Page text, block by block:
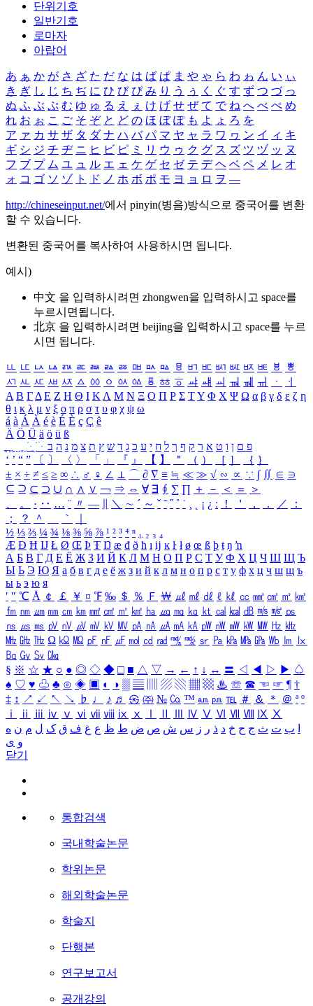
단위기호
일반기호
로마자
아랍어
あ ぁ か が さ ざ た だ な は ば ぱ ま や ゃ ら わ ゎ ん い ぃ
き ぎ し じ ち ぢ に ひ び ぴ み り う ぅ く ぐ す ず つ づ っ
ぬ ふ ぶ ぷ む ゆ ゅ る え ぇ け げ せ ぜ て で ね へ べ ぺ め
れ お ぉ こ ご そ ぞ と ど の ほ ぼ ぽ も よ ょ ろ を
ア ァ カ サ ザ タ ダ ナ ハ バ パ マ ヤ ャ ラ ワ ヮ ン イ ィ キ
ギ シ ジ チ ヂ ニ ヒ ビ ピ ミ リ ウ ゥ ク グ ス ズ ツ ヅ ッ ヌ
フ ブ プ ム ユ ュ ル エ ェ ケ ゲ セ ゼ テ デ ヘ ベ ペ メ レ オ
ォ コ ゴ ソ ゾ ト ド ノ ホ ボ ポ モ ヨ ョ ロ ヲ ―
http://chineseinput.net/에서 pinyin(병음)방식으로 중국어를 변환
할 수 있습니다.
변환된 중국어를 복사하여 사용하시면 됩니다.
예시)
中文 을 입력하시려면 zhongwen을 입력하시고 space를
누르시면됩니다.
北京 을 입력하시려면 beijing을 입력하시고 space를 누르
시면 됩니다.
ㅥ ㅦ ㅧ ㅨ ㅩ ㅪ ㅫ ㅬ ㅭ ㅮ ㅯ ㅰ ㅱ ㅲ ㅳ ㅴ ㅵ ㅶ ㅷ ㅸ
ㅹ
ㅺ ㅻ ㅼ ㅽ ㅾ ㅿ ㆀ ㆁ ㆂ ㆃ ㆄ ㆅ ㆆ ㆇ ㆈ ㆉ ㆊ ㆋ ㆌ ㆍ
ㆎ
Α Β ΓΔ Ε Ζ Η Θ Ι ΚΛ Μ Ν Ξ Ο Π Ρ Σ ΤΥ Φ Χ Ψ Ω α β γ δ ε ζ η
θ ι κ λ μ ν ξ ο π ρ σ τ υ φ χ ψ ω
á à Á À é è É È ç Ç ê
Ä Ö Ü ä ö ü ß
ִֶֹ ֻּ ׁׂ פ ם ן ו ט א ר ק ף ך ל ח י ע כ ג ד ש ץ ת צ מ נ ה ב
‘ ’ “ ” 〔 〕 〈 〉 「 」 『 』 【 】 ＂ （ ） ［ ］ ｛ ｝
± × ÷ ≠ ≤ ≥ ∞ ∴ ♂ ♀ ∠ ⊥ ⌒ ∂ ∇ ≡ ≒ ≪ ≫ √ ∽ ∝ ∵ ∫ ∬ ∈ ∋
⊆ ⊇ ⊂ ⊃ ∪ ∩ ∧ ∨ ￢ ⇒ ⇔ ∀ ∃ ∮ ∑ ∏ ＋ － ＜ ＝
＞
、
。 · ‥ … ¨ 〃 ― ＼ ∼ ´ ～ ˇ ˘ ˝ ˚ ˙ ¸ ¡ ¿ ː ！ ＇ ， ． ／
：
；
？ ＾ ｀
½ ⅓ ⅔ ¼ ¾ ⅛ ⅜ ⅝ ⅞ ¹ ² ³ ⁴ ⁿ ₁ ₂ ₃ ₄
Æ Ð Ħ Ĳ Ł Ø Œ Þ Ŧ Ŋ æ đ ð ħ ı ĳ ĸ ŀ ł ø œ ß þ ŧ ŋ ŉ
А Б В Г Д Е Ё Ж З И Й К Л М Н О П Р С Т У Ф Х Ц Ч Ш Щ Ъ
Ы Ь Э Ю Я а б в г д е ё ж з и й к л м н о п р с т у ф х ц ч ш щ ъ
ы ь э ю я
′ ″ ℃ Å ￠ ￡ ￥ ¤ ℉ ‰ ＄ ％ Ｆ ￦ ㎕ ㎖ ㎗ ℓ ㎘ ㏄ ㎣ ㎤ ㎥ ㎦
㎙ ㎚ ㎛ ㎜ ㎝ ㎞ ㎟ ㎠ ㎡ ㎢ ㏊ ㎍ ㎎ ㎏ ㏏ ㎈ ㎉ ㏈ ㎧ ㎨ ㎰
㎱ ㎲ ㎳ ㎴ ㎵ ㎶ ㎷ ㎸ ㎹ ㎀ ㎁ ㎂ ㎃ ㎄ ㎺ ㎻ ㎽ ㎾ ㎿ ㎐ ㎑
㎒ ㎓ ㎔ Ω ㏀ ㏁ ㎊ ㎋ ㎌ ㏖ ㏅ ㎭ ㎮ ㎯ ㏛ ㎩ ㎪ ㎫ ㎬ ㏝ ㏐
㏓
㏃ ㏉ ㏜ ㏆
§ ※ ☆ ★ ○ ● ◎ ◇ ◆ □ ■ △ ▽ → ← ↑ ↓ ↔ 〓 ◁ ◀ ▷ ▶ ♤
♠ ♡ ♥ ♧ ♣ ⊙ ◈ ▣ ◐ ◑ ▒ ▤ ▨ ▧ ▦ ▩ ♨ ☏ ☎ ☜ ☞ ¶ †
‡ ↕ ↗ ↙ ↖ ↘ ♭ ♩ ♪ ♬ ㉿ ㈜ № ㏇ ™ ㏂ ㏘ ℡ ＃ ＆ ＊ ＠ ª º
ⅰ
ⅱ ⅲ ⅳ ⅴ ⅵ ⅶ ⅷ ⅸ ⅹ Ⅳ Ⅴ Ⅵ Ⅶ Ⅷ Ⅸ Ⅹ
ب ت ث ج ح خ د ذ ر ز س ش ص ض ط ظ ع غ ف ق ک ل م ن ه
و ی
닫기
통합검색
국내학술논문
학위논문
해외학술논문
학술지
단행본
연구보고서
공개강의